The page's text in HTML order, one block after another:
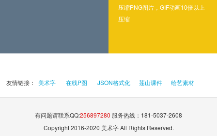
压缩PNG图片，GIF动画10倍以上
压缩
友情链接：美术字 在线P图 JSON格式化 莲山课件 绘艺素材
有问题请联系QQ:256897280 服务热线：181-5037-2608
Copyright 2016-2020 美术字 All Rights Reserved.